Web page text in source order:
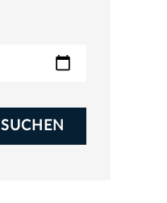
SUCHEN